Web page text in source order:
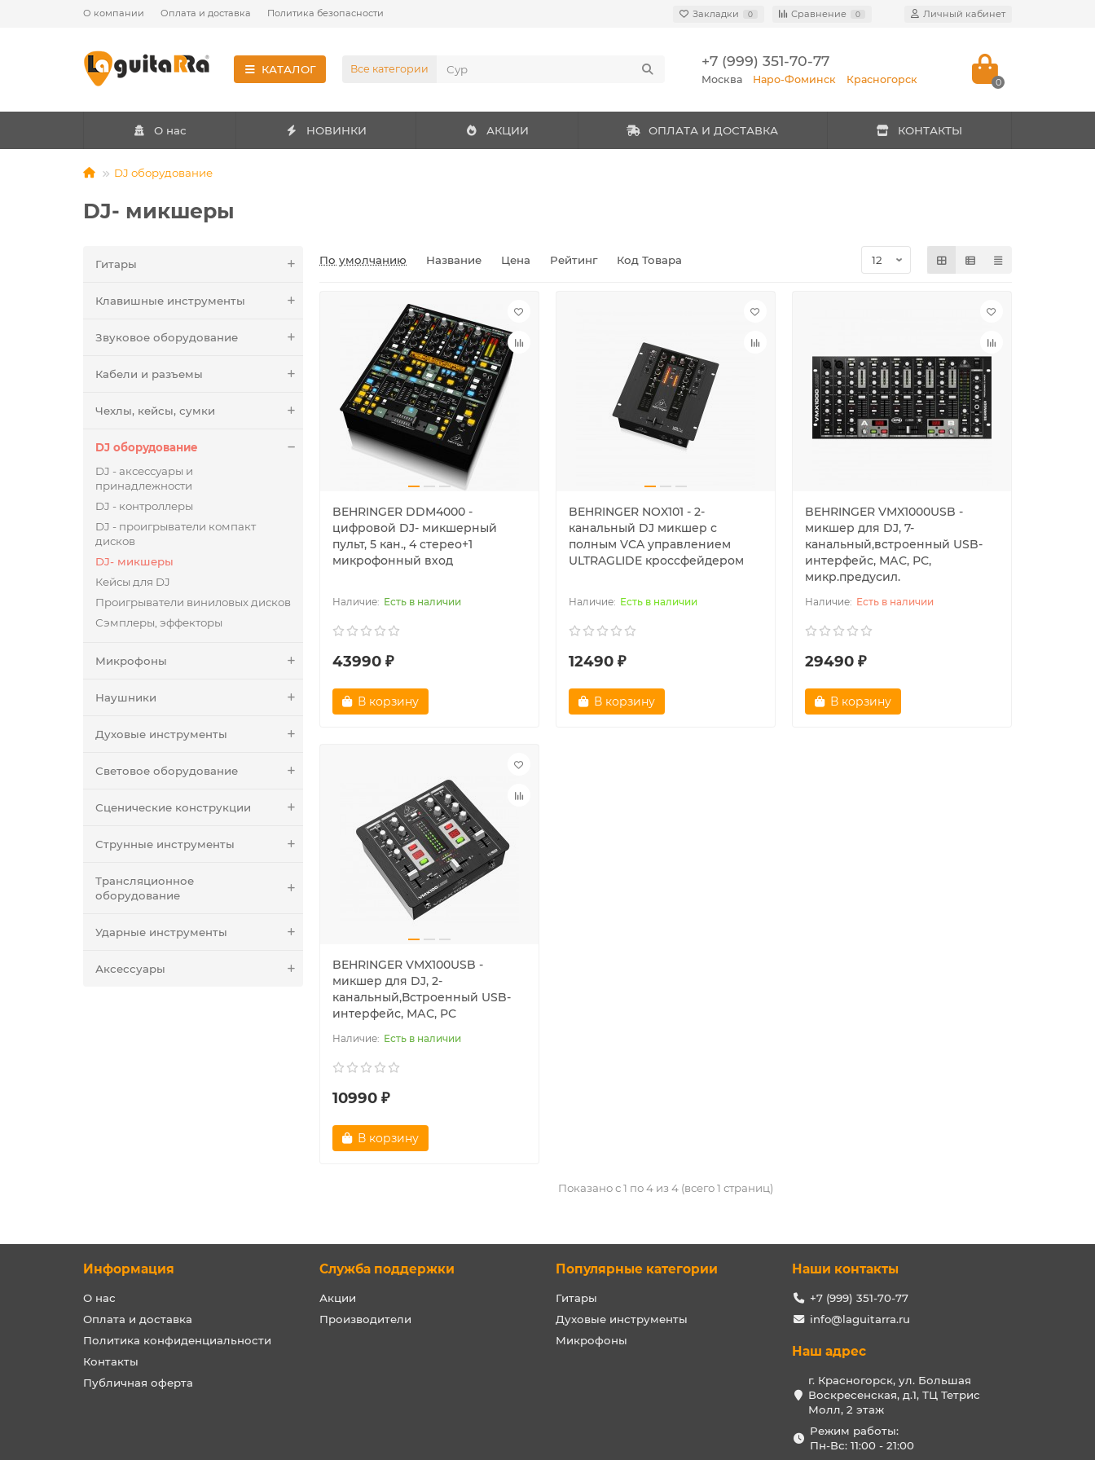
О компании Оплата и доставка Политика безопасности Закладки 0 Сравнение 0 Личный кабинет
КАТАЛОГ Все категории +7 (999) 351-70-77
Москва Наро-Фоминск Красногорск 0
О нас НОВИНКИ АКЦИИ ОПЛАТА И ДОСТАВКА КОНТАКТЫ
DJ оборудование
DJ- микшеры
Гитары
Клавишные инструменты
Звуковое оборудование
Кабели и разъемы
Чехлы, кейсы, сумки
DJ оборудование
DJ - аксессуары и
принадлежности
DJ - контроллеры
DJ - проигрыватели компакт
дисков
DJ- микшеры
Кейсы для DJ
Проигрыватели виниловых дисков
Сэмплеры, эффекторы
Микрофоны
Наушники
Духовые инструменты
Световое оборудование
Сценические конструкции
Струнные инструменты
Трансляционное
оборудование
Ударные инструменты
Аксессуары
По умолчанию Название Цена Рейтинг Код Товара
BEHRINGER DDM4000 -
цифровой DJ- микшерный
пульт, 5 кан., 4 стерео+1
микрофонный вход
Есть в наличии
43990 ₽
В корзину
BEHRINGER NOX101 - 2-
канальный DJ микшер с
полным VCA управлением
ULTRAGLIDE кроссфейдером
Есть в наличии
12490 ₽
В корзину
BEHRINGER VMX1000USB -
микшер для DJ, 7-
канальный,встроенный USB-
интерфейс, МАС, РС,
микр.предусил.
Есть в наличии
29490 ₽
В корзину
BEHRINGER VMX100USB -
микшер для DJ, 2-
канальный,Встроенный USB-
интерфейс, МАС, РС
Есть в наличии
10990 ₽
В корзину
Показано с 1 по 4 из 4 (всего 1 страниц)
Информация
О нас
Оплата и доставка
Политика конфиденциальности
Контакты
Публичная оферта
Служба поддержки
Акции
Производители
Популярные категории
Гитары
Духовые инструменты
Микрофоны
Наши контакты
+7 (999) 351-70-77
info@laguitarra.ru
Наш адрес
г. Красногорск, ул. Большая
Воскресенская, д.1, ТЦ Тетрис
Молл, 2 этаж
Режим работы:
Пн-Вс: 11:00 - 21:00